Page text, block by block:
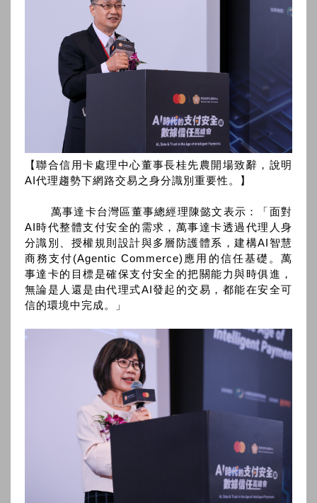
【聯合信用卡處理中心董事長桂先農開場致辭，說明
AI代理趨勢下網路交易之身分識別重要性。】
萬事達卡台灣區董事總經理陳懿文表示：「面對
AI時代整體支付安全的需求，萬事達卡透過代理人身
分識別、授權規則設計與多層防護體系，建構AI智慧
商務支付(Agentic Commerce)應用的信任基礎。萬
事達卡的目標是確保支付安全的把關能力與時俱進，
無論是人還是由代理式AI發起的交易，都能在安全可
信的環境中完成。」